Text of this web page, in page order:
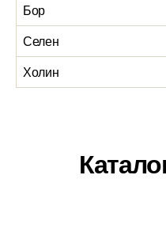
Бор
Селен
Холин